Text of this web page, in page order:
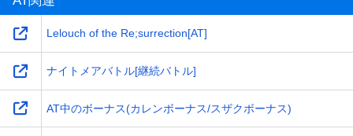
Lelouch of the Re;surrection[AT]
ナイトメアバトル[継続バトル]
AT中のボーナス(カレンボーナス/スザクボーナス)